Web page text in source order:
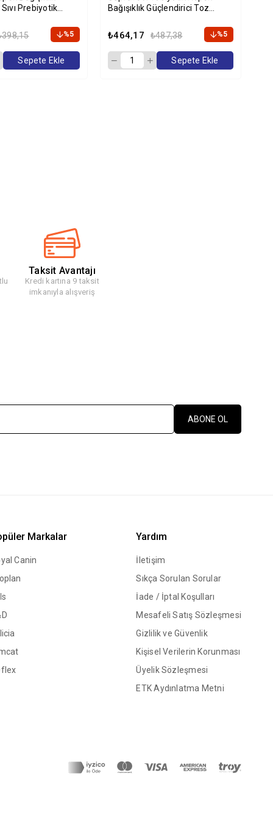
Prebiyotik
%5
Sepete Ekle
Bağışıklık Güçlendirici Toz
Adet
₺464,17 ₺487,38 %5
Sepete Ekle
Taksit Avantajı
Kredi kartına 9 taksit
imkanıyla alışveriş
ABONE OL
Markalar
Canin
Yardım
İletişim
Sıkça Sorulan Sorular
İade / İptal Koşulları
Mesafeli Satış Sözleşmesi
Gizlilik ve Güvenlik
Kişisel Verilerin Korunması
Üyelik Sözleşmesi
ETK Aydınlatma Metni